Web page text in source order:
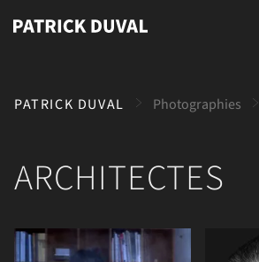
A propos
Peintures
Dessins
PATRICK DUVAL Photographies
ARCHITECTES